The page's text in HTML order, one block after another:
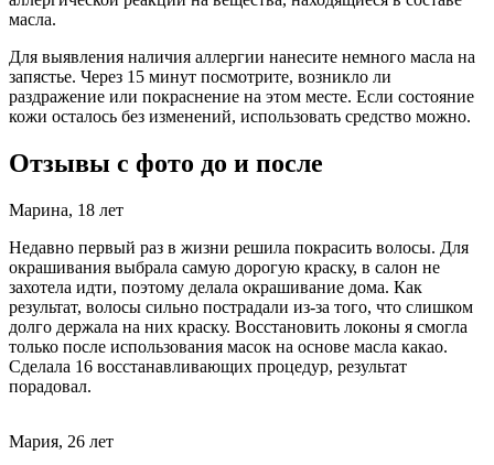
масла.
Для выявления наличия аллергии нанесите немного масла на
запястье. Через 15 минут посмотрите, возникло ли
раздражение или покраснение на этом месте. Если состояние
кожи осталось без изменений, использовать средство можно.
Отзывы с фото до и после
Марина, 18 лет
Недавно первый раз в жизни решила покрасить волосы. Для
окрашивания выбрала самую дорогую краску, в салон не
захотела идти, поэтому делала окрашивание дома. Как
результат, волосы сильно пострадали из-за того, что слишком
долго держала на них краску. Восстановить локоны я смогла
только после использования масок на основе масла какао.
Сделала 16 восстанавливающих процедур, результат
порадовал.
Мария, 26 лет